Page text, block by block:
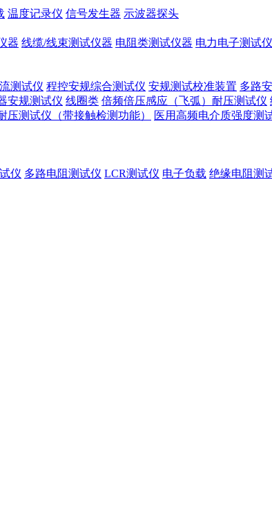
温度记录仪 信号发生器 示波器探头
器 线缆/线束测试仪器 电阻类测试仪器 电力电子测试仪
测试仪 程控安规综合测试仪 安规测试校准装置 多路
安规测试仪 线圈类 倍频倍压感应（飞弧）耐压测试仪
压测试仪（带接触检测功能） 医用高频电介质强度测
仪 多路电阻测试仪 LCR测试仪 电子负载 绝缘电阻测